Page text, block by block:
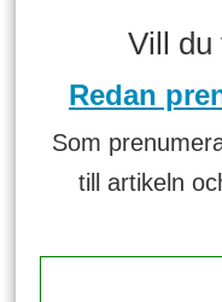
Vill du
Redan
Som
till artikeln